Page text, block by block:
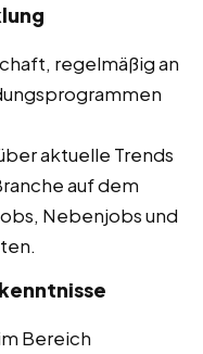
regelmäßig an
aktuelle Trends
auf dem
Nebenjobs und
Bereich